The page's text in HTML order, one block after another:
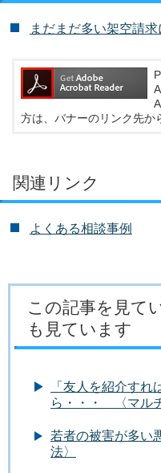
まだまだ多い架空請
方は、バナーのリンク先か
関連リンク
よくある相談事例
この記事を見て
も見ています
「友人を紹介すれ
ら・・・ 〈マル
若者の被害が多
法〉